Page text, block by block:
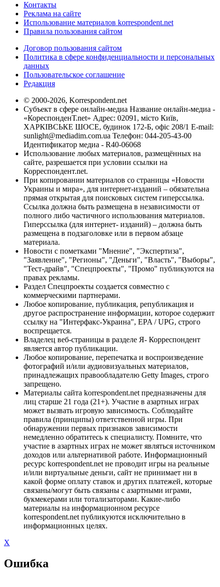
Контакты
Реклама на сайте
Использование материалов korrespondent.net
Правила пользования сайтом
Договор пользования сайтом
Политика в сфере конфиденциальности и персональных
данных
Пользовательское соглашение
Редакция
© 2000-2026, Korrespondent.net
Субъект в сфере онлайн-медиа Название онлайн-медиа -
«КореспонденТ.net» Адрес: 02091, місто Київ,
ХАРКІВСЬКЕ ШОСЕ, будинок 172-Б, офіс 208/1 E-mail:
sunlight@mediadim.com.ua Телефон: 044-205-43-00
Идентификатор медиа - R40-06068
Использование любых материалов, размещённых на
сайте, разрешается при условии ссылки на
Корреспондент.net.
При копировании материалов со страницы «Новости
Украины и мира», для интернет-изданий – обязательна
прямая открытая для поисковых систем гиперссылка.
Ссылка должна быть размещена в независимости от
полного либо частичного использования материалов.
Гиперссылка (для интернет- изданий) – должна быть
размещена в подзаголовке или в первом абзаце
материала.
Новости с пометками "Мнение", "Экспертиза",
"Заявление", "Регионы", "Деньги", "Власть", "Выборы",
"Тест-драйв", "Спецпроекты", "Промо" публикуются на
правах рекламы.
Раздел Спецпроекты создается совместно с
коммерческими партнерами.
Любое копирование, публикация, републикация и
другое распространение информации, которое содержит
ссылку на "Интерфакс-Украина", EPA / UPG, строго
воспрещается.
Владелец веб-страницы в разделе Я- Корреспондент
является автор публикации.
Любое копирование, перепечатка и воспроизведение
фотографий и/или аудиовизуальных материалов,
принадлежащих правообладателю Getty Images, строго
запрещено.
Материалы сайта korrespondent.net предназначены для
лиц старше 21 года (21+). Участие в азартных играх
может вызвать игровую зависимость. Соблюдайте
правила (принципы) ответственной игры. При
обнаружении первых признаков зависимости
немедленно обратитесь к специалисту. Помните, что
участие в азартных играх не может являться источником
доходов или альтернативой работе. Информационный
ресурс korrespondent.net не проводит игры на реальные
и/или виртуальные деньги, сайт не принимает ни в
какой форме оплату ставок и других платежей, которые
связаны/могут быть связаны с азартными играми,
букмекерами или тотализаторами. Какие-либо
материалы на информационном ресурсе
korrespondent.net публикуются исключительно в
информационных целях.
X
Ошибка